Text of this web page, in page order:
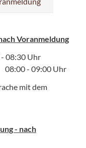
Voranmeldung
Uhr
- 09:00 Uhr
mit dem
- nach